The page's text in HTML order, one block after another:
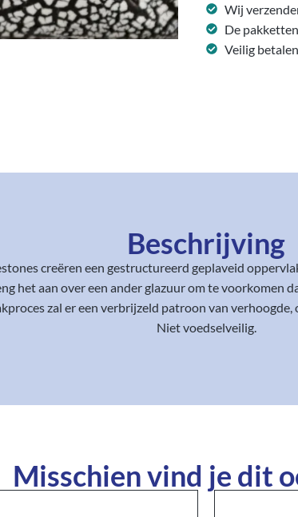
Wij
De
Veilig
Beschrijving
creëren een gestructureerd geplaveid
het aan over een ander glazuur om te voorkomen
zal er een verbrijzeld patroon van
Niet voedselveilig.
Misschien vind je dit